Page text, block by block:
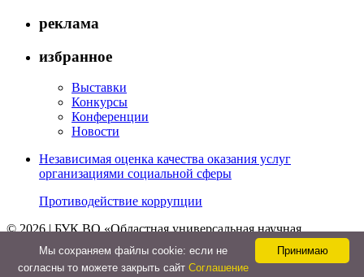
реклама
избранное
Выставки
Конкурсы
Конференции
Новости
Независимая оценка качества оказания услуг
организациями социальной сферы
Противодействие коррупции
© 2026 | БУК ВО «Областная универсальная научная
библиотека»
Принимаю
Мы cохраняем файлы cookie: если не
согласны то можете закрыть сайт Соглашение